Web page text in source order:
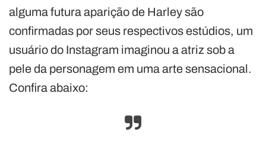
alguma futura aparição de Harley são
confirmadas por seus respectivos estúdios, um
usuário do Instagram imaginou a atriz sob a
pele da personagem em uma arte sensacional.
Confira abaixo: